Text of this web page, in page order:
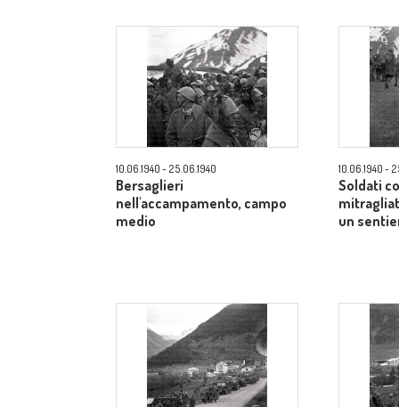
10.06.1940 - 25.06.1940
Bersaglieri
nell'accampamento, campo
medio
10.06.1940 -
Soldati
un